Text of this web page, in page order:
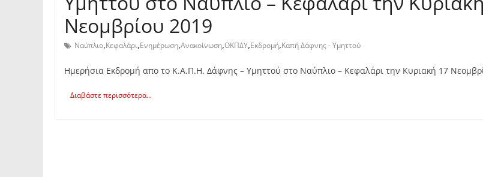
Νεομβρίου 2019
Ναύπλιο,Κεφαλάρι,Ενημέρωση,Ανακοίνωση,ΟΚΠΔΥ,Εκδρομή,Καπή Δάφνης - Υμηττού
Ημερήσια Εκδρομή απο το Κ.Α.Π.Η. Δάφνης – Υμηττού στο Ναύπλιο – Κεφαλάρι την Κυριακή 17
Διαβάστε περισσότερα...